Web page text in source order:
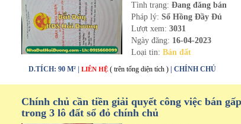
Tình trạng:Đang đăng bán
Pháp lý: Sổ Hồng Đầy Đủ
Lượt xem:3031
Ngày đăng: 16-04-2023
Loại tin:Bán đất
D.TÍCH: 90 M² | LIÊN HỆ ( trên tổng diện tích ) | CHÍNH CHỦ
Chính chủ cần tiền giải quyết công việc bán
trong 3 lô đất sổ đỏ chính chủ